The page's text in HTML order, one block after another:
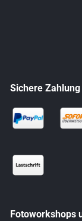
Sichere
Fotoworkshops